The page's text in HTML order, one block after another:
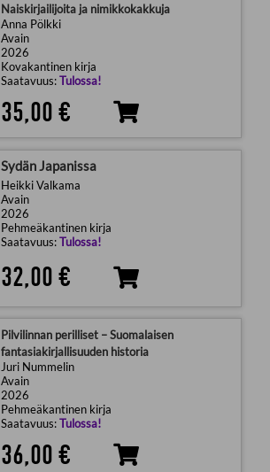
Naiskirjailijoita ja nimikkokakkuja
Anna Pölkki
Avain
2026
Kovakantinen kirja
Saatavuus:Tulossa!
35,00 €
Sydän Japanissa
Heikki Valkama
Avain
2026
Pehmeäkantinen kirja
Saatavuus:Tulossa!
32,00 €
Pilvilinnan perilliset – Suomalaisen
fantasiakirjallisuuden historia
Juri Nummelin
Avain
2026
Pehmeäkantinen kirja
Saatavuus:Tulossa!
36,00 €